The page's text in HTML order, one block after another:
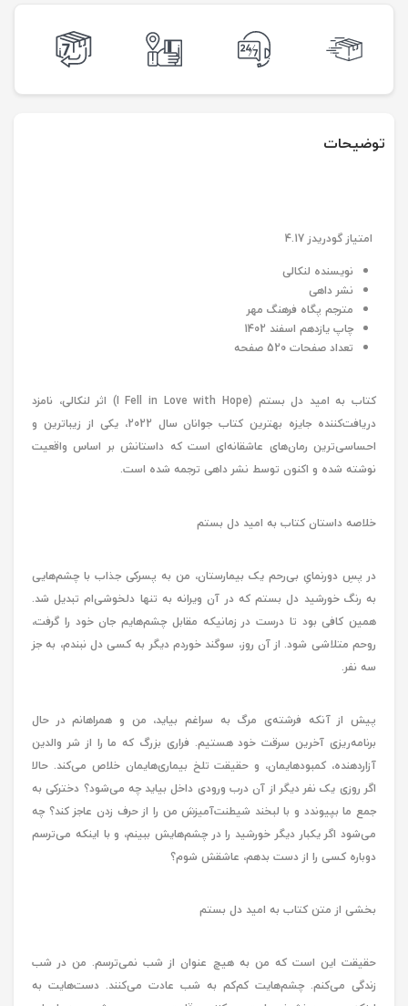
توضیحات
امتیاز گودریدز 4.17
نویسنده لنکالی
نشر داهی
مترجم پگاه فرهنگ مهر
چاپ یازدهم اسفند 1402
تعداد صفحات 520 صفحه
کتاب به امید دل بستم (I Fell in Love with Hope) اثر لنکالی، نامزد
دریافت‌کننده جایزه بهترین کتاب جوانان سال 2022، یکی از زیباترین و
احساسی‌ترین رمان‌های عاشقانه‌ای است که داستانش بر اساس واقعیت
نوشته شده و اکنون توسط نشر داهی ترجمه شده است.
خلاصه داستان کتاب به امید دل بستم
در پسِ دورنمایِ بی‌رحم یک بیمارستان، من به پسرکی جذاب با چشم‌‌هایی
به رنگ خورشید دل بستم که در آن ویرانه به تنها دلخوشی‌ام تبدیل شد.
همین کافی بود تا درست در زمانیکه مقابل چشم‌هایم جان خود را گرفت،
روحم متلاشی شود. از آن روز، سوگند خوردم دیگر به کسی دل نبندم، به جز
سه نفر.
پیش از آنکه فرشته‌ی مرگ به سراغم بیاید، من و همراهانم در حال
برنامه‌ریزی آخرین سرقت خود هستیم. فراری بزرگ که ما را از شر والدین
آزاردهنده، کمبودهایمان، و حقیقت تلخ بیماری‌هایمان خلاص می‌کند. حالا
اگر روزی یک نفر دیگر از آن درب ورودی داخل بیاید چه می‌شود؟ دخترکی به
جمع ما بپیوندد و با لبخند شیطنت‌آمیزش من را از حرف زدن عاجز کند؟ چه
می‌شود اگر یکبار دیگر خورشید را در چشم‌هایش ببینم، و با اینکه می‌ترسم
دوباره کسی را از دست بدهم، عاشقش شوم؟
بخشی از متن کتاب به امید دل بستم
حقیقت این است که من به هیچ عنوان از شب نمی‌ترسم. من در شب
زندگی می‌کنم. چشم‌هایت کم‌کم به شب عادت می‌کنند. دست‌هایت به